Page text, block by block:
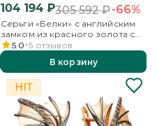
104 194 ₽305 592₽-66%
Серьги «Белки» с английским
замком из красного золота с
цитрином и эмалью
5.0 5 отзывов
В корзину